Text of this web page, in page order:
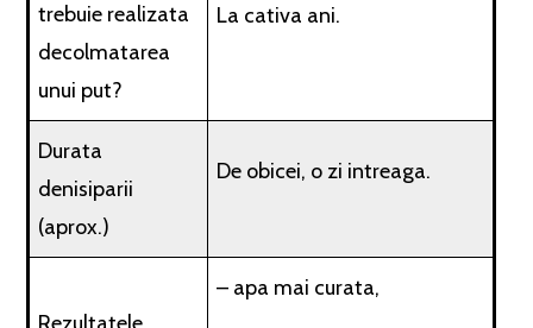
trebuie realizata
decolmatarea
unui put?
La cativa ani.
Durata
denisiparii
(aprox.)
De obicei, o zi intreaga.
– apa mai curata,